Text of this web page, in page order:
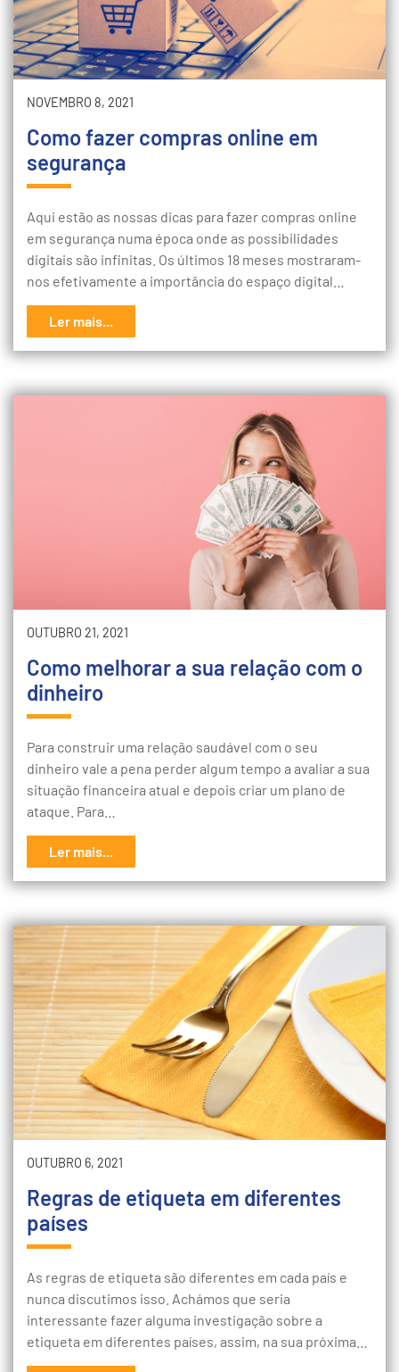
NOVEMBRO 8, 2021
Como fazer compras online em
segurança
Aqui estão as nossas dicas para fazer compras online
em segurança numa época onde as possibilidades
digitais são infinitas. Os últimos 18 meses mostraram-
nos efetivamente a importância do espaço digital…
Ler mais...
OUTUBRO 21, 2021
Como melhorar a sua relação com o
dinheiro
Para construir uma relação saudável com o seu
dinheiro vale a pena perder algum tempo a avaliar a sua
situação financeira atual e depois criar um plano de
ataque. Para…
Ler mais...
OUTUBRO 6, 2021
Regras de etiqueta em diferentes
países
As regras de etiqueta são diferentes em cada país e
nunca discutimos isso. Achámos que seria
interessante fazer alguma investigação sobre a
etiqueta em diferentes países, assim, na sua próxima…